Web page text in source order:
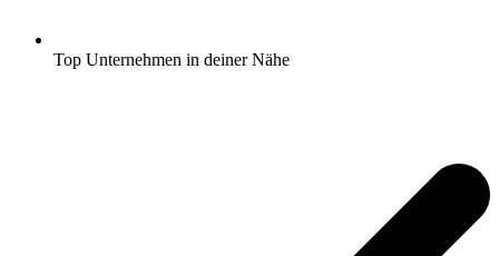
Top Unternehmen in deiner Nähe